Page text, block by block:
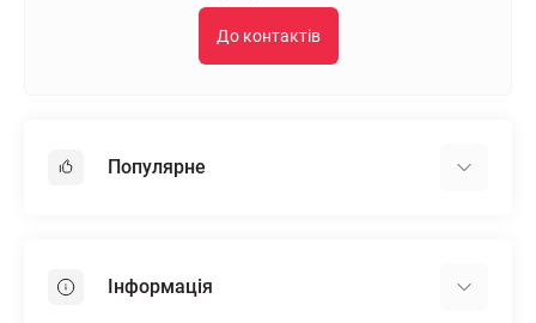
До контактів
Популярне
Пінопласт
Інформація